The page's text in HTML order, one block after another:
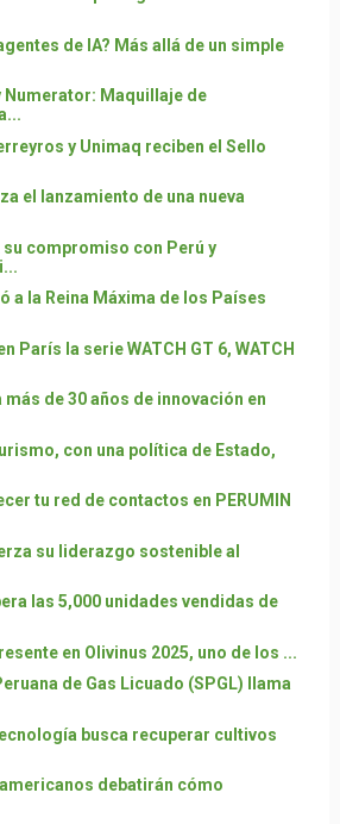
de IA? Más allá de un simple
Numerator: Maquillaje de
y Unimaq reciben el Sello
el lanzamiento de una nueva
compromiso con Perú y
a la Reina Máxima de los Países
París la serie WATCH GT 6, WATCH
más de 30 años de innovación en
con una política de Estado,
tu red de contactos en PERUMIN
su liderazgo sostenible al
las 5,000 unidades vendidas de
en Olivinus 2025, uno de los ...
de Gas Licuado (SPGL) llama
busca recuperar cultivos
debatirán cómo